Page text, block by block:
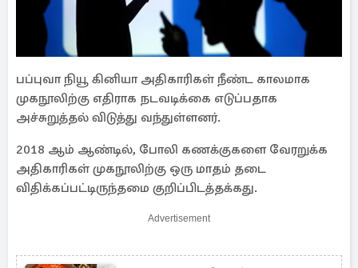
பப்புவா நியூ கினியா அதிகாரிகள் நீண்ட காலமாக
முகநூலிற்கு எதிராக நடவடிக்கை எடுப்பதாக
அச்சுறுத்தல் விடுத்து வந்துள்ளனர்.
2018 ஆம் ஆண்டில், போலி கணக்குகளை வேரறுக்க
அதிகாரிகள் முகநூலிற்கு ஒரு மாதம் தடை
விதிக்கப்பட்டிருந்தமை குறிப்பிடத்தக்கது.
Advertisement